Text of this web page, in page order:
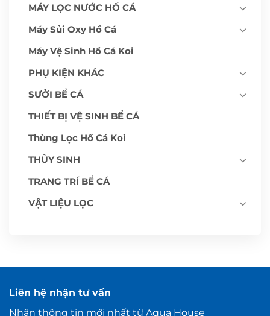
MÁY LỌC NƯỚC HỒ CÁ
Máy Sủi Oxy Hồ Cá
Máy Vệ Sinh Hồ Cá Koi
PHỤ KIỆN KHÁC
SƯỞI BỂ CÁ
THIẾT BỊ VỆ SINH BỂ CÁ
Thùng Lọc Hồ Cá Koi
THỦY SINH
TRANG TRÍ BỂ CÁ
VẬT LIỆU LỌC
Liên hệ nhận tư vấn
Nhận thông tin mới nhất từ Aqua House